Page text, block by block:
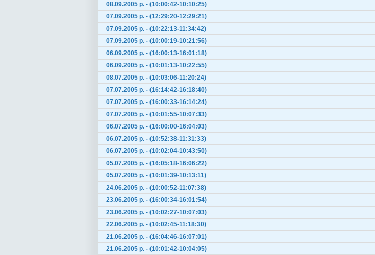
08.09.2005 р. - (10:00:42-10:10:25)
07.09.2005 р. - (12:29:20-12:29:21)
07.09.2005 р. - (10:22:13-11:34:42)
07.09.2005 р. - (10:00:19-10:21:56)
06.09.2005 р. - (16:00:13-16:01:18)
06.09.2005 р. - (10:01:13-10:22:55)
08.07.2005 р. - (10:03:06-11:20:24)
07.07.2005 р. - (16:14:42-16:18:40)
07.07.2005 р. - (16:00:33-16:14:24)
07.07.2005 р. - (10:01:55-10:07:33)
06.07.2005 р. - (16:00:00-16:04:03)
06.07.2005 р. - (10:52:38-11:31:33)
06.07.2005 р. - (10:02:04-10:43:50)
05.07.2005 р. - (16:05:18-16:06:22)
05.07.2005 р. - (10:01:39-10:13:11)
24.06.2005 р. - (10:00:52-11:07:38)
23.06.2005 р. - (16:00:34-16:01:54)
23.06.2005 р. - (10:02:27-10:07:03)
22.06.2005 р. - (10:02:45-11:18:30)
21.06.2005 р. - (16:04:46-16:07:01)
21.06.2005 р. - (10:01:42-10:04:05)